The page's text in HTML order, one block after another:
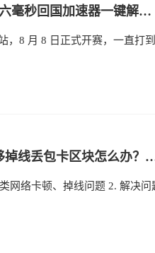
海外看不了WTT 欧洲大满贯？Sixfast六毫秒回国加速器一键解决！
，8 月 8 日正式开赛，一直打到
国外玩我的世界国服延迟高，频繁瞬移掉线丢
网络卡顿、掉线问题 2. 解决问